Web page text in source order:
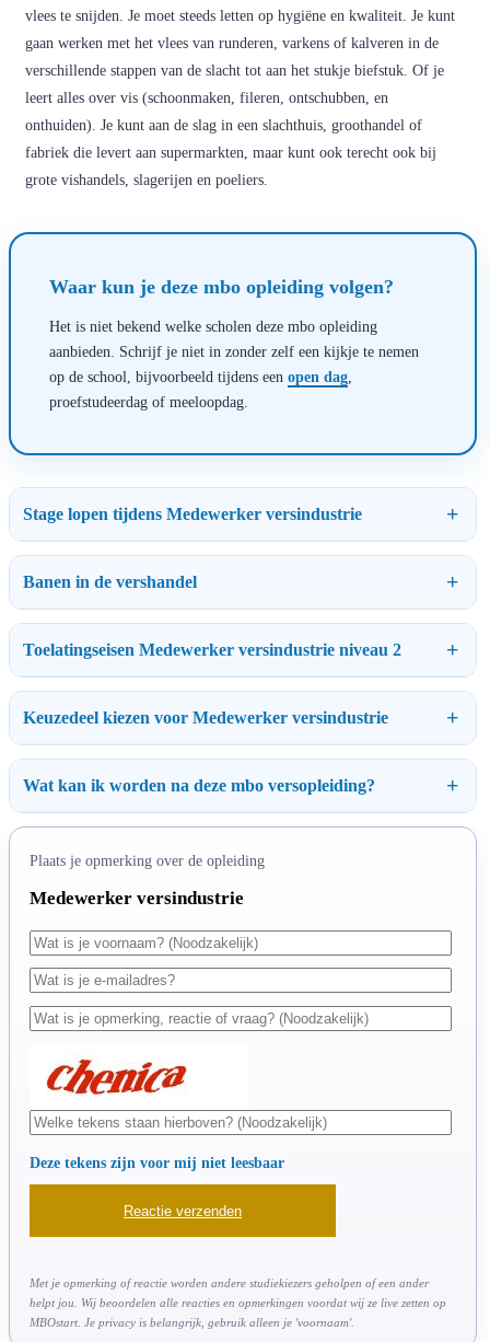
vlees te snijden. Je moet steeds letten op hygiëne en kwaliteit. Je kunt
gaan werken met het vlees van runderen, varkens of kalveren in de
verschillende stappen van de slacht tot aan het stukje biefstuk. Of je
leert alles over vis (schoonmaken, fileren, ontschubben, en
onthuiden). Je kunt aan de slag in een slachthuis, groothandel of
fabriek die levert aan supermarkten, maar kunt ook terecht ook bij
grote vishandels, slagerijen en poeliers.
Waar kun je deze mbo opleiding volgen?
Het is niet bekend welke scholen deze mbo opleiding
aanbieden. Schrijf je niet in zonder zelf een kijkje te nemen
op de school, bijvoorbeeld tijdens een open dag
proefstudeerdag of meeloopdag.
Stage lopen tijdens Medewerker versindustrie
Banen in de vershandel
Toelatingseisen Medewerker versindustrie niveau 2
Keuzedeel kiezen voor Medewerker versindustrie
Wat kan ik worden na deze mbo versopleiding?
Plaats je opmerking over de opleiding
Medewerker versindustrie
Deze tekens zijn voor mij niet leesbaar
Met je opmerking of reactie worden andere studiekiezers geholpen of een ander
helpt jou. Wij beoordelen alle reacties en opmerkingen voordat wij ze live zetten op
MBOstart. Je privacy is belangrijk, gebruik alleen je 'voornaam'.